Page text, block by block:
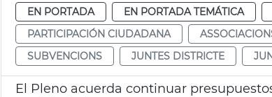
EN PORTADA
EN PORTADA TEMÁTICA
PARTICIPACIÓN CIUDADANA
SUBVENCIONS
JUNTES DISTRICTE
El Pleno acuerda continuar